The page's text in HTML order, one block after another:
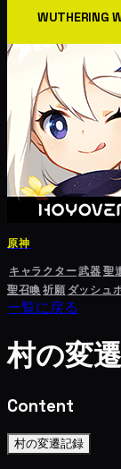
WUTHERING
原神
キャラクター武器聖
聖召喚祈願 ダッシュ
一覧に戻る
村の変
Content
村の変遷記録